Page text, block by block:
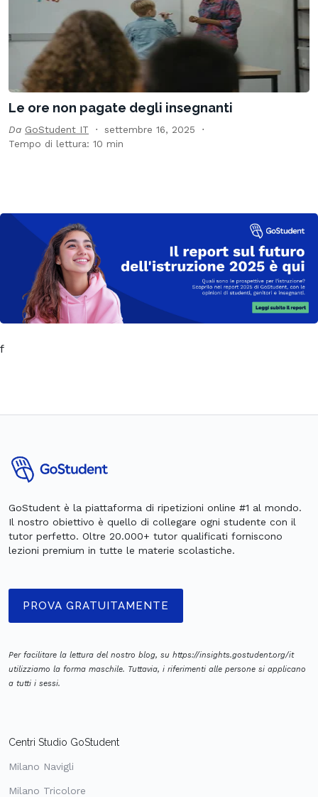
Le ore non pagate degli insegnanti
Da GoStudent IT
settembre 16, 2025
Tempo di lettura: 10 min
f
GoStudent è la piattaforma di ripetizioni online #1 al mondo.
Il nostro obiettivo è quello di collegare ogni studente con il
tutor perfetto. Oltre 20.000+ tutor qualificati forniscono
lezioni premium in tutte le materie scolastiche.
PROVA GRATUITAMENTE
Per facilitare la lettura del nostro blog, su https://insights.gostudent.org/it
utilizziamo la forma maschile. Tuttavia, i riferimenti alle persone si applicano
a tutti i sessi.
Centri Studio GoStudent
Milano Navigli
Milano Tricolore